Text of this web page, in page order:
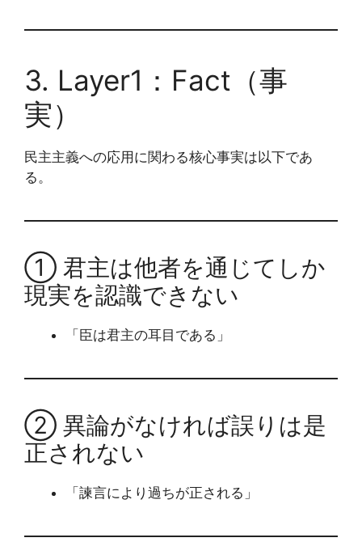
3. Layer1：Fact（事
実）
民主主義への応用に関わる核心事実は以下であ
る。
① 君主は他者を通じてしか
現実を認識できない
「臣は君主の耳目である」
② 異論がなければ誤りは是
正されない
「諫言により過ちが正される」